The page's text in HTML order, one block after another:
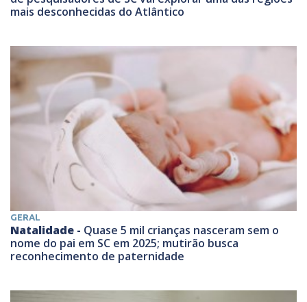
mais desconhecidas do Atlântico
GERAL
Natalidade - Quase 5 mil crianças nasceram sem o
nome do pai em SC em 2025; mutirão busca
reconhecimento de paternidade